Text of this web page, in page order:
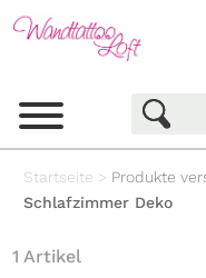
Startseite > Produkte
Schlafzimmer Deko
1 Artikel